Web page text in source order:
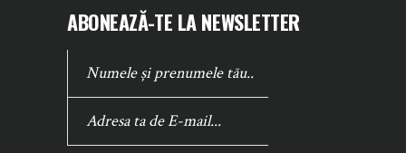
ABONEAZĂ-TE LA NEWSLETTER